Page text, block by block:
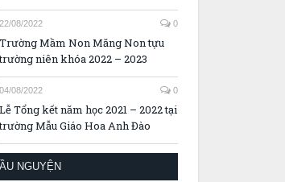
22/08/2022 0
Trường Mầm Non Măng Non tựu
trường niên khóa 2022 – 2023
04/08/2022 0
Lễ Tổng kết năm học 2021 – 2022 tại
trường Mẫu Giáo Hoa Anh Đào
NGUYỆN